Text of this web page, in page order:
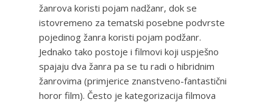
žanrova koristi pojam nadžanr, dok se
istovremeno za tematski posebne podvrste
pojedinog žanra koristi pojam podžanr.
Jednako tako postoje i filmovi koji uspješno
spajaju dva žanra pa se tu radi o hibridnim
žanrovima (primjerice znanstveno-fantastični
horor film). Često je kategorizacija filmova